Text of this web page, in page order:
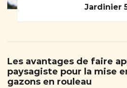
Jardinier
Les avantages de faire
paysagiste pour la mise
gazons en rouleau